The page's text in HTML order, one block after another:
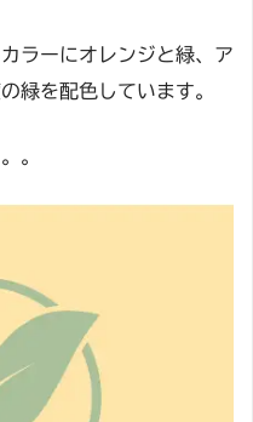
ラーにオレンジと緑、ア
緑を配色しています。
。